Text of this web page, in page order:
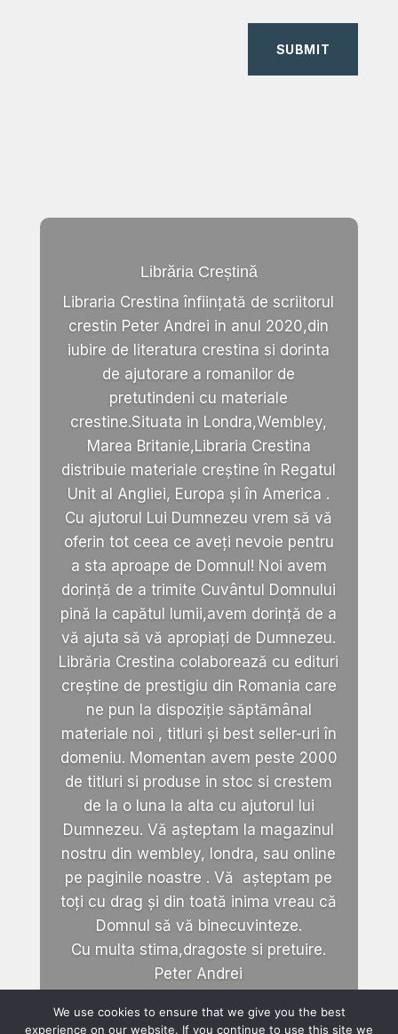
SUBMIT
Librăria Creștină
Libraria Crestina înființată de scriitorul
crestin Peter Andrei in anul 2020,din
iubire de literatura crestina si dorinta
de ajutorare a romanilor de
pretutindeni cu materiale
crestine.Situata in Londra,Wembley,
Marea Britanie,Libraria Crestina
distribuie materiale creștine în Regatul
Unit al Angliei, Europa și în America .
Cu ajutorul Lui Dumnezeu vrem să vă
oferin tot ceea ce aveți nevoie pentru
a sta aproape de Domnul! Noi avem
dorință de a trimite Cuvântul Domnului
pină la capătul lumii,avem dorință de a
vă ajuta să vă apropiați de Dumnezeu.
Librăria Crestina colaborează cu edituri
creștine de prestigiu din Romania care
ne pun la dispoziție săptămânal
materiale noi , titluri și best seller-uri în
domeniu. Momentan avem peste 2000
de titluri si produse in stoc si crestem
de la o luna la alta cu ajutorul lui
Dumnezeu. Vă așteptam la magazinul
nostru din wembley, londra, sau online
pe paginile noastre . Vă așteptam pe
toți cu drag și din toată inima vreau că
Domnul să vă binecuvinteze.
Cu multa stima,dragoste si pretuire.
Peter Andrei
We use cookies to ensure that we give you the best
experience on our website. If you continue to use this site we